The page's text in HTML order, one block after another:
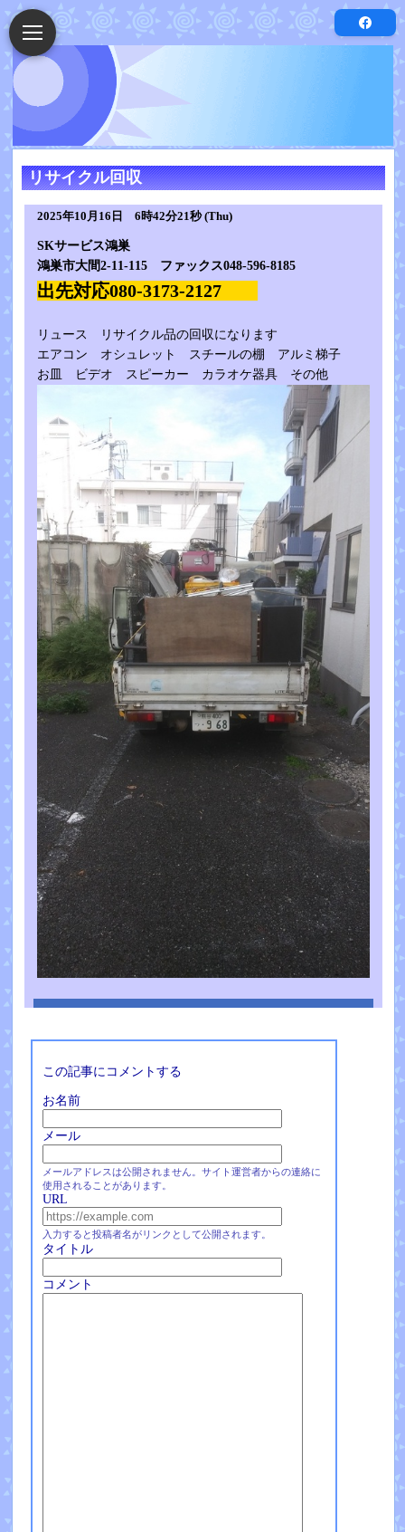
リサイクル回収
2025年10月16日 6時42分21秒 (Thu)
SKサービス鴻巣
鴻巣市大間2-11-115 ファックス048-596-8185
出先対応080-3173-2127
リュース リサイクル品の回収になります
エアコン オシュレット スチールの棚 アルミ梯子
お皿 ビデオ スピーカー カラオケ器具 その他
この記事にコメントする
お名前
メール
メールアドレスは公開されません。サイト運営者からの連絡に
使用されることがあります。
URL
入力すると投稿者名がリンクとして公開されます。
タイトル
コメント